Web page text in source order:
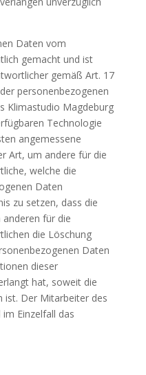
Daten vom
gemacht und ist
gemäß Art. 17
personenbezogenen
Klimastudio Magdeburg
Technologie
angemessene
Art, um andere für die
welche die
Daten
zu setzen, dass die
für die
die Löschung
Daten
dieser
hat, soweit die
ist. Der Mitarbeiter des
Einzelfall das